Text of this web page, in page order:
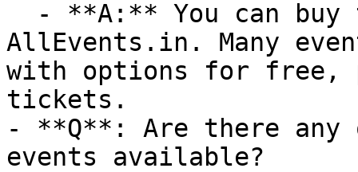
AllEvents.in. Many
with options for free,
tickets.
- **Q**: Are there any
events available?